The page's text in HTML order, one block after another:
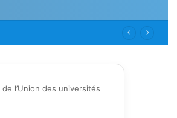
l’Union des universités